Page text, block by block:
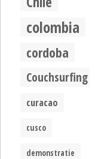
colombia
cordoba
Couchsurfing
curacao
cusco
demonstratie